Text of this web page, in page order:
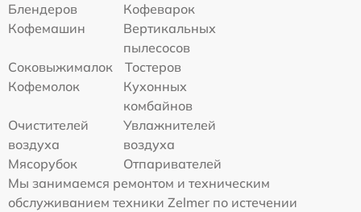
Блендеров
Кофеварок
Кофемашин
Вертикальных
пылесосов
Соковыжималок
Тостеров
Кофемолок
Кухонных
комбайнов
Очистителей
воздуха
Увлажнителей
воздуха
Мясорубок
Отпаривателей
Мы занимаемся ремонтом и техническим
обслуживанием техники Zelmer по истечении